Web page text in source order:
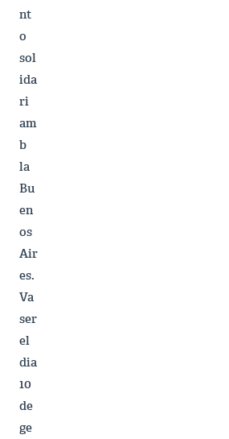
nt
o
sol
ida
ri
am
b
la
Bu
en
os
Air
es.
Va
ser
el
dia
10
de
ge